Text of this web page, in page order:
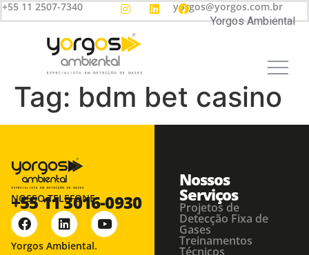
+55 11 2507-7340 yorgos@yorgos.com.br
Tag: bdm bet casino
NOSSO TELEFONE
+55 11 3016-0930
Yorgos Ambiental.
Nossos
Serviços
Projetos de
Detecção Fixa de
Gases
Treinamentos
Técnicos
Yorgos Ambiental